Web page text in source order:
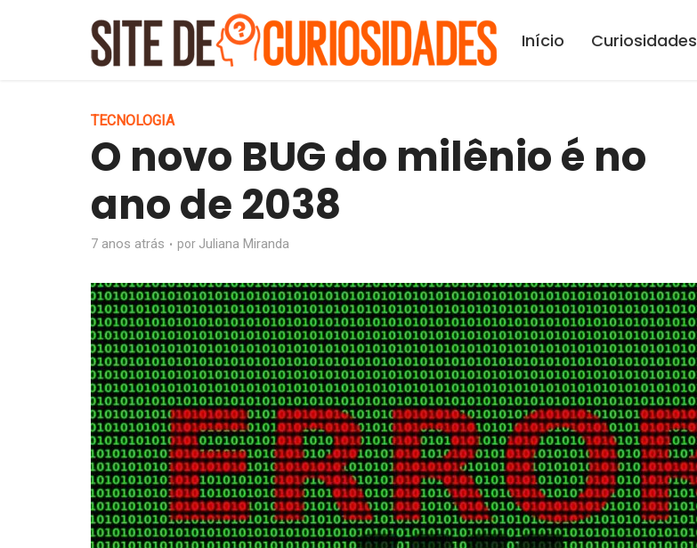
Início Curiosidades
TECNOLOGIA
O novo BUG do milênio é no
ano de 2038
7 anos atrás por Juliana Miranda